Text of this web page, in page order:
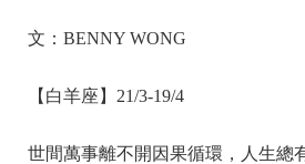
文：BENNY WONG
【白羊座】21/3-19/4
世間萬事離不開因果循環，人生總有